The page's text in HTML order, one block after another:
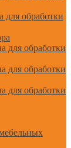
обработки
для обработки
для обработки
для обработки